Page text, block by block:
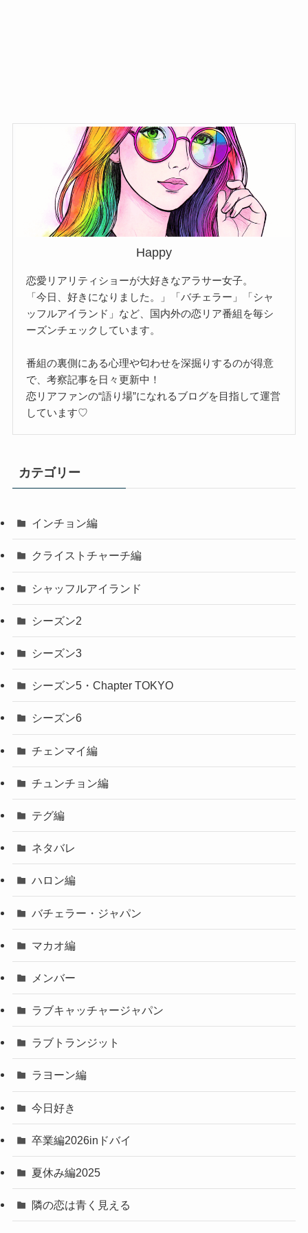
Happy
恋愛リアリティショーが大好きなアラサー女子。
「今日、好きになりました。」「バチェラー」「シャ
ッフルアイランド」など、国内外の恋リア番組を毎シ
ーズンチェックしています。
番組の裏側にある心理や匂わせを深掘りするのが得意
で、考察記事を日々更新中！
恋リアファンの“語り場”になれるブログを目指して運営
しています♡
カテゴリー
インチョン編
クライストチャーチ編
シャッフルアイランド
シーズン2
シーズン3
シーズン5・Chapter TOKYO
シーズン6
チェンマイ編
チュンチョン編
テグ編
ネタバレ
ハロン編
バチェラー・ジャパン
マカオ編
メンバー
ラブキャッチャージャパン
ラブトランジット
ラヨーン編
今日好き
卒業編2026inドバイ
夏休み編2025
隣の恋は青く見える